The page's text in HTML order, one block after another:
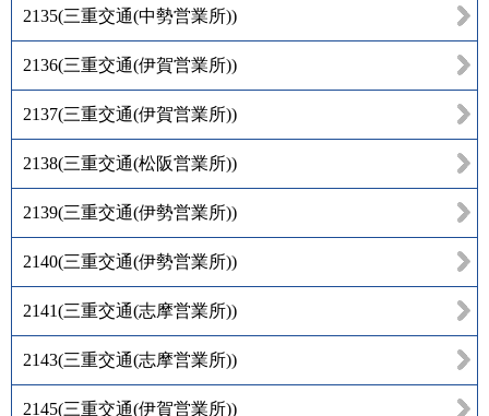
2135(三重交通(中勢営業所))
2136(三重交通(伊賀営業所))
2137(三重交通(伊賀営業所))
2138(三重交通(松阪営業所))
2139(三重交通(伊勢営業所))
2140(三重交通(伊勢営業所))
2141(三重交通(志摩営業所))
2143(三重交通(志摩営業所))
2145(三重交通(伊賀営業所))